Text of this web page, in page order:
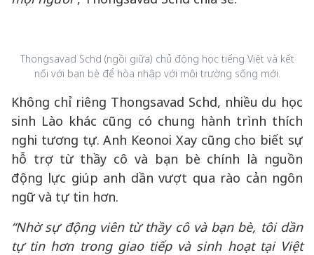
Thongsavad Schd (ngồi giữa) chủ động học tiếng Việt và kết
nối với bạn bè để hòa nhập với môi trường sống mới.
Không chỉ riêng Thongsavad Schd, nhiều du học
sinh Lào khác cũng có chung hành trình thích
nghi tương tự. Anh Keonoi Xay cũng cho biết sự
hỗ trợ từ thầy cô và bạn bè chính là nguồn
động lực giúp anh dần vượt qua rào cản ngôn
ngữ và tự tin hơn.
“Nhờ sự động viên từ thầy cô và bạn bè, tôi dần
tự tin hơn trong giao tiếp và sinh hoạt tại Việt